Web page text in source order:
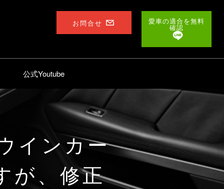
お問合せ 愛車の適合を無料
確認
公式Youtube
インカー
が、修正